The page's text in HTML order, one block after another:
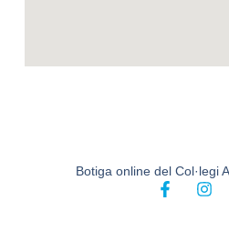
Botiga online del Col·legi